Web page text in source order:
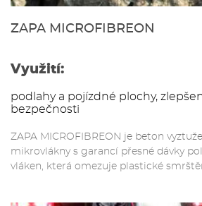
ZAPA MICROFIBREON
Využití:
podlahy a pojízdné plochy,
bezpečnosti
ZAPA MICROFIBREON je beton
mikrovlákny s garancí přesné dávky
vláken, která omezuje plastické